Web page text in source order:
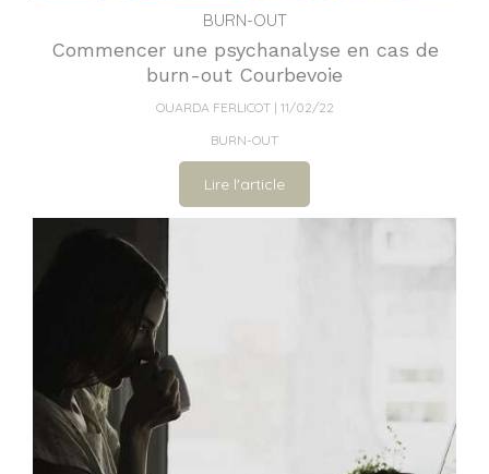
BURN-OUT
Commencer une psychanalyse en cas de
burn-out Courbevoie
OUARDA FERLICOT
11/02/22
BURN-OUT
Lire l'article